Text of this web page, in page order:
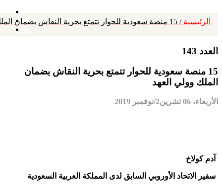
الرئيسية / 15 منصة سعودية للحوار تتمتع بحرية النقاش بضمان الملك وولي العهد
العدد 143
15 منصة سعودية للحوار تتمتع بحرية النقاش بضمان
الملك وولي العهد
الأربعاء، 06 تشرين2/نوفمبر 2019
آدم كولاخ
سفير الاتحاد الأوروبي السابق لدى المملكة العربية السعودية